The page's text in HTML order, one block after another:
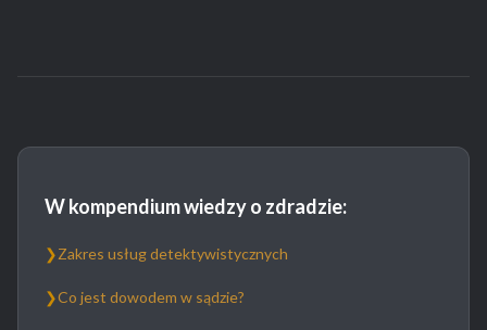
W kompendium wiedzy o zdradzie:
❯Zakres usług detektywistycznych
❯Co jest dowodem w sądzie?